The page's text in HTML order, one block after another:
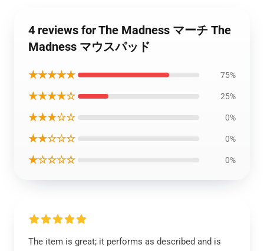
4 reviews for The Madness マーチ The
Madness マウスパッド
★★★★★ 75%
★★★★☆ 25%
★★★☆☆ 0%
★★☆☆☆ 0%
★☆☆☆☆ 0%
The item is great; it performs as described and is